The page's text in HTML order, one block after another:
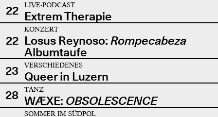
22
LIVE-PODCAST
Extrem Therapie
22
KONZERT
Losus Reynoso: Rompecabeza
Albumtaufe
23
VERSCHIEDENES
Queer in Luzern
28
TANZ
WÆXE: OBSOLESCENCE
SOMMER IM SÜDPOL